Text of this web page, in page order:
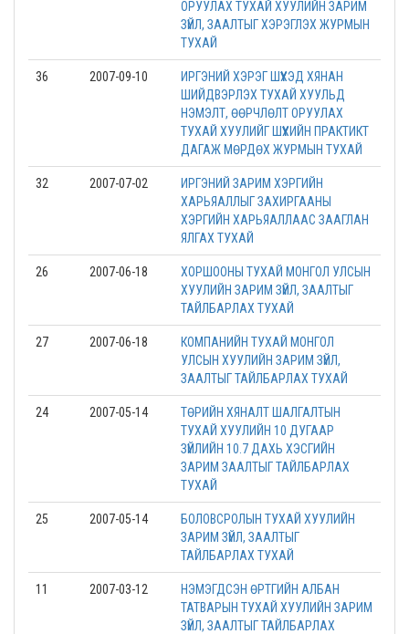
ОРУУЛАХ ТУХАЙ ХУУЛИЙН ЗАРИМ
ЗҮЙЛ, ЗААЛТЫГ ХЭРЭГЛЭХ ЖУРМЫН
ТУХАЙ
36 2007-09-10
ИРГЭНИЙ ХЭРЭГ ШҮҮХЭД ХЯНАН
ШИЙДВЭРЛЭХ ТУХАЙ ХУУЛЬД
НЭМЭЛТ, ӨӨРЧЛӨЛТ ОРУУЛАХ
ТУХАЙ ХУУЛИЙГ ШҮҮХИЙН ПРАКТИКТ
ДАГАЖ МӨРДӨХ ЖУРМЫН ТУХАЙ
32 2007-07-02
ИРГЭНИЙ ЗАРИМ ХЭРГИЙН
ХАРЬЯАЛЛЫГ ЗАХИРГААНЫ
ХЭРГИЙН ХАРЬЯАЛЛААС ЗААГЛАН
ЯЛГАХ ТУХАЙ
26 2007-06-18
ХОРШООНЫ ТУХАЙ МОНГОЛ УЛСЫН
ХУУЛИЙН ЗАРИМ ЗҮЙЛ, ЗААЛТЫГ
ТАЙЛБАРЛАХ ТУХАЙ
27 2007-06-18
КОМПАНИЙН ТУХАЙ МОНГОЛ
УЛСЫН ХУУЛИЙН ЗАРИМ ЗҮЙЛ,
ЗААЛТЫГ ТАЙЛБАРЛАХ ТУХАЙ
24 2007-05-14
ТӨРИЙН ХЯНАЛТ ШАЛГАЛТЫН
ТУХАЙ ХУУЛИЙН 10 ДУГААР
ЗҮЙЛИЙН 10.7 ДАХЬ ХЭСГИЙН
ЗАРИМ ЗААЛТЫГ ТАЙЛБАРЛАХ
ТУХАЙ
25 2007-05-14
БОЛОВСРОЛЫН ТУХАЙ ХУУЛИЙН
ЗАРИМ ЗҮЙЛ, ЗААЛТЫГ
ТАЙЛБАРЛАХ ТУХАЙ
11 2007-03-12
НЭМЭГДСЭН ӨРТГИЙН АЛБАН
ТАТВАРЫН ТУХАЙ ХУУЛИЙН ЗАРИМ
ЗҮЙЛ, ЗААЛТЫГ ТАЙЛБАРЛАХ